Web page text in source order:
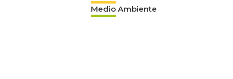
Medio Ambiente